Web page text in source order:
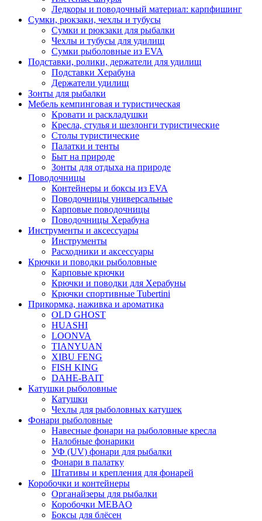
Ледкоры и поводочный материал: карпфишинг
Сумки, рюкзаки, чехлы и тубусы
Сумки и рюкзаки для рыбалки
Чехлы и тубусы для удилищ
Сумки рыболовные из EVA
Подставки, ролики, держатели для удилищ
Подставки Херабуна
Держатели удилищ
Зонты для рыбалки
Мебель кемпинговая и туристическая
Кровати и раскладушки
Кресла, стулья и шезлонги туристические
Столы туристические
Палатки и тенты
Быт на природе
Зонты для отдыха на природе
Поводочницы
Контейнеры и боксы из EVA
Поводочницы универсальные
Карповые поводочницы
Поводочницы Херабуна
Инструменты и аксессуары
Инструменты
Расходники и аксессуары
Крючки и поводки рыболовные
Карповые крючки
Крючки и поводки для Херабуны
Крючки спортивные Tubertini
Прикормка, наживка и ароматика
OLD GHOST
HUASHI
LOONVA
TIANYUAN
XIBU FENG
FISH KING
DAHE-BAIT
Катушки рыболовные
Катушки
Чехлы для рыболовных катушек
Фонари рыболовные
Навесные фонари на рыболовные кресла
Налобные фонарики
УФ (UV) фонари для рыбалки
Фонари в палатку
Штативы и крепления для фонарей
Коробочки и контейнеры
Органайзеры для рыбалки
Коробочки MEBAO
Боксы для блёсен